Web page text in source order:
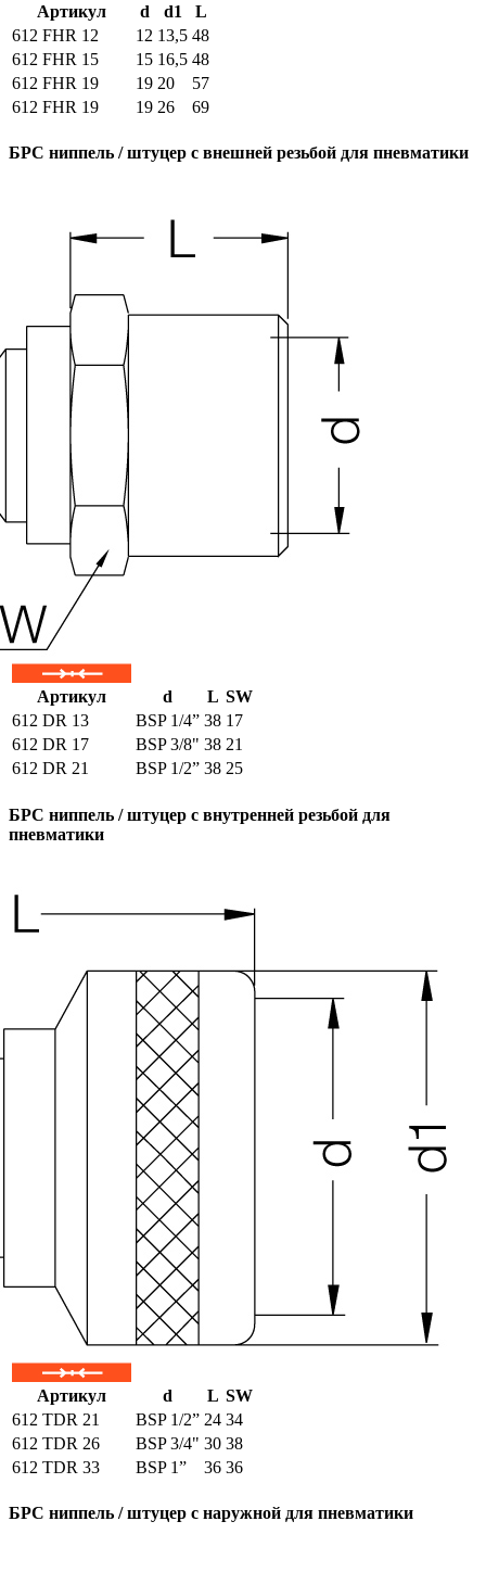
Артикул d d1
L
612 FHR 12
12 13,5 48
612 FHR 15
15 16,5 48
612 FHR 19
19 20
57
612 FHR 19
19 26 69
БРС ниппель / штуцер с внешней резьбой для пневматики
Артикул d L SW
612 DR 13
BSP 1/4” 38 17
612 DR 17
BSP 3/8" 38 21
612 DR 21
BSP 1/2” 38 25
БРС ниппель / штуцер с внутренней резьбой для
пневматики
Артикул d L SW
612 TDR 21
BSP 1/2” 24 34
612 TDR 26
BSP 3/4" 30 38
612 TDR 33
BSP 1” 36 36
БРС ниппель / штуцер с наружной для пневматики